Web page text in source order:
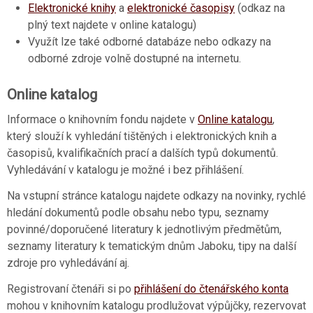
Elektronické knihy a elektronické časopisy (odkaz na
plný text najdete v online katalogu)
Využít lze také odborné databáze nebo odkazy na
odborné zdroje volně dostupné na internetu.
Online katalog
Informace o knihovním fondu najdete v Online katalogu,
který slouží k vyhledání tištěných i elektronických knih a
časopisů, kvalifikačních prací a dalších typů dokumentů.
Vyhledávání v katalogu je možné i bez přihlášení.
Na vstupní stránce katalogu najdete odkazy na novinky, rychlé
hledání dokumentů podle obsahu nebo typu, seznamy
povinné/doporučené literatury k jednotlivým předmětům,
seznamy literatury k tematickým dnům Jaboku, tipy na další
zdroje pro vyhledávání aj.
Registrovaní čtenáři si po přihlášení do čtenářského konta
mohou v knihovním katalogu prodlužovat výpůjčky, rezervovat